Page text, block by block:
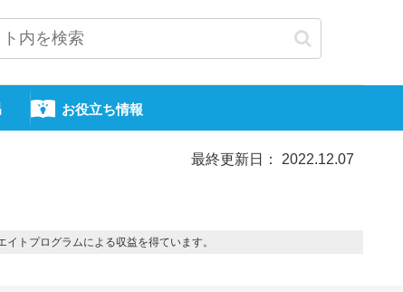
お役立ち情報
最終更新日： 2022.12.07
トプログラムによる収益を得ています。